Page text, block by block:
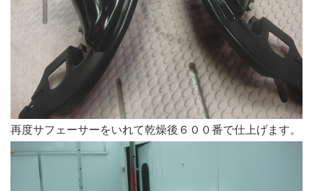
再度サフェーサーをいれて乾燥後６００番で仕上げます。